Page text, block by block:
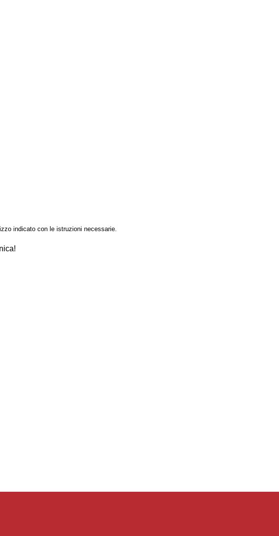
indicato con le istruzioni necessarie.